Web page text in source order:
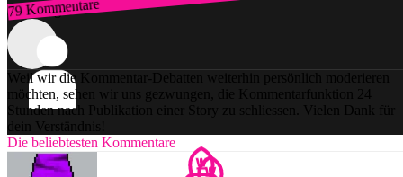
79 Kommentare
Zum Login
Weil wir die Kommentar-Debatten weiterhin persönlich moderieren
möchten, sehen wir uns gezwungen, die Kommentarfunktion 24
Stunden nach Publikation einer Story zu schliessen. Vielen Dank für
dein Verständnis!
Die beliebtesten Kommentare